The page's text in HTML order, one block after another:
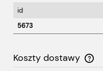
id
5673
Koszty dostawy
Cena nie zawiera